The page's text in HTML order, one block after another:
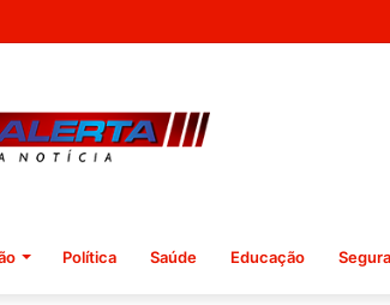
do Pombal estampa capa da Vogue Agosto
Política Saúde Educação